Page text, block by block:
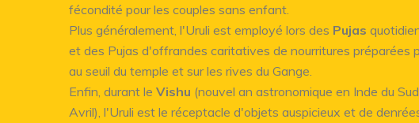
fécondité pour les couples sans enfant.
Plus généralement, l'Uruli est employé lors des Pujas
et des Pujas d'offrandes caritatives de nourritures préparées
au seuil du temple et sur les rives du Gange.
Enfin, durant le Vishu (nouvel an astronomique en Inde du
Avril), l'Uruli est le réceptacle d'objets auspicieux et de